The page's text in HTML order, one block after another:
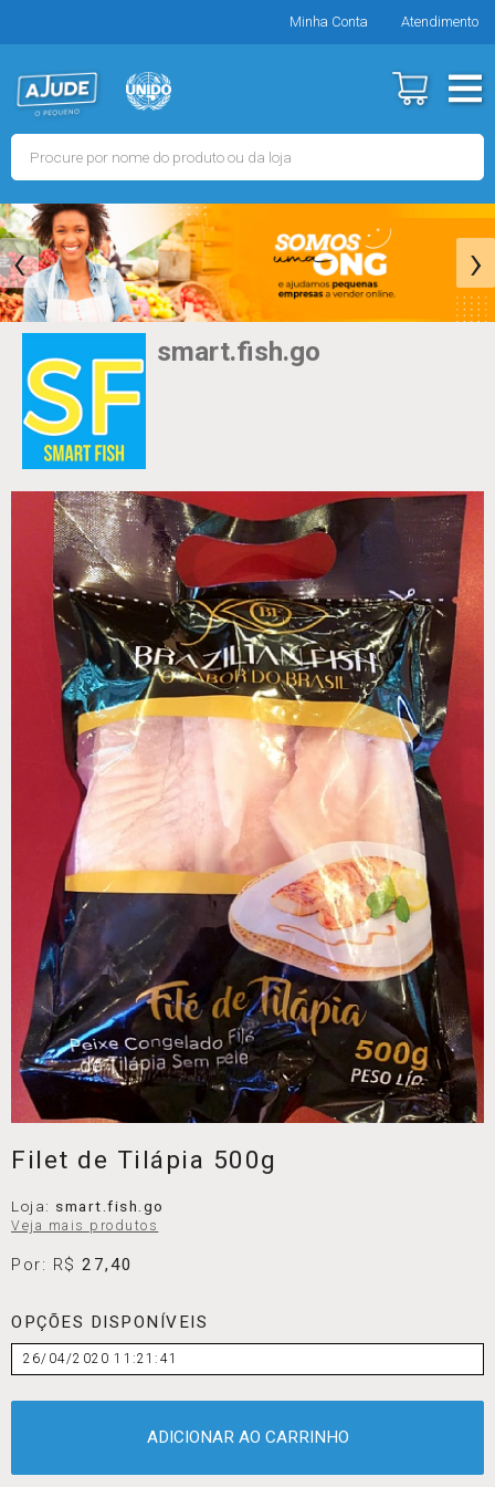
Minha Conta Atendimento
‹ ›
smart.fish.go
Filet de Tilápia 500g
Loja: smart.fish.go
Veja mais produtos
Por: R$27,40
OPÇÕES DISPONÍVEIS
26/04/2020 11:21:41
ADICIONAR AO CARRINHO